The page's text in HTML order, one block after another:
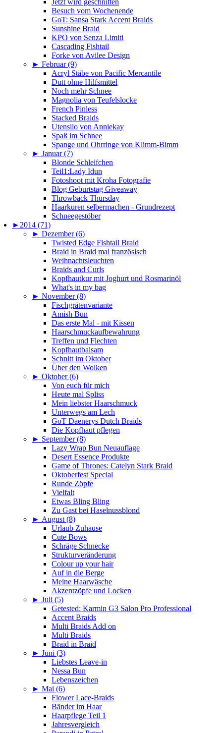
Besuch vom Wochenende
GoT: Sansa Stark Accent Braids
Sunshine Braid
KPO von Senza Limiti
Cascading Fishtail
Forke von Avilee Design
► Februar (9)
Acryl Stäbe von Pacific Mercantile
Dutt ohne Hilfsmittel
Noch mehr Schnee
Magnolia von Teufelslocke
French Pinless
Stacked Braids
Utensilo von Anniekay
Spaß im Schnee
Spange und Ohrringe von Klimm-Bimm
► Januar (7)
Blonde Schleifchen
Teil1:Lady Idun
Fotoshoot mit Kroha Fotografie
Blog Geburtstag Giveaway
Throwback Thursday
Haarkuren selbermachen - Grundrezept
Schneegestöber
► 2014 (71)
► Dezember (6)
Twisted Edge Fishtail Braid
Braid in Braid mal französisch
Weihnachtsleuchten
Braids and Curls
Kopfhautkur mit Joghurt und Rosmarinöl
What's in my bag
► November (8)
Fischgrätenvariante
Amish Bun
Das erste Mal - mit Kissen
Haarschmuckaufbewahrung
Treffen und Flechten
Kopfhautbalsam
Schnitt im Oktober
Über den Wolken
► Oktober (6)
Von euch für mich
Heute mal Spliss
Mein liebster Haarschmuck
Unterwegs am Lech
GoT Daenerys Dutch Braids
Die Kopfhaut pflegen
► September (8)
Lazy Wrap Bun Neuauflage
Desert Essence Produkte
Game of Thrones: Catelyn Stark Braid
Oktoberfest Special
Runde Zöpfe
Vielfalt
Etwas Bling Bling
Zu Gast bei Haselnussblond
► August (8)
Urlaub Zuhause
Cute Bows
Schräge Schnecke
Strukturveränderung
Colour up your hair
Auf in die Berge
Meine Haarwäsche
Akzentzöpfe und Locken
► Juli (5)
Getested: Karmin G3 Salon Pro Professional
Accent Braids
Multi Braids Add on
Multi Braids
Braid in Braid
► Juni (3)
Liebstes Leave-in
Nessa Bun
Lebenszeichen
► Mai (6)
Flower Lace-Braids
Bänder im Haar
Haarpflege Teil 1
Jahresvergleich